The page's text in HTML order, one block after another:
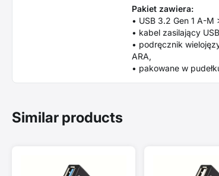
Pakiet zawiera:
• USB 3.2 Gen 1 A-
• kabel zasilający
• podręcznik
ARA,
• pakowane w
Similar products